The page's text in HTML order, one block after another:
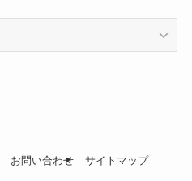
お問い合わせ サイトマップ